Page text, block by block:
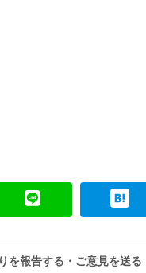
を報告する・ご意見を送る